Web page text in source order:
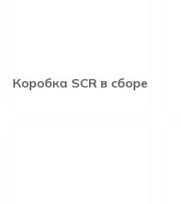
Коробка SCR в сборе